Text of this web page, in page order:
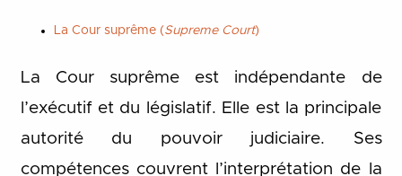
La Cour suprême (Supreme Court)
La Cour suprême est indépendante de
l’exécutif et du législatif. Elle est la principale
autorité du pouvoir judiciaire. Ses
compétences couvrent l’interprétation de la